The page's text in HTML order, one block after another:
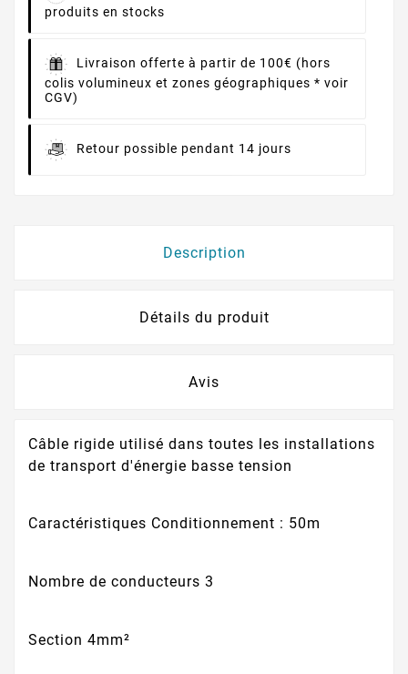
produits en stocks
Livraison offerte à partir de 100€ (hors
colis volumineux et zones géographiques * voir
CGV)
Retour possible pendant 14 jours
Description
Détails du produit
Avis
Câble rigide utilisé dans toutes les installations
de transport d'énergie basse tension
Caractéristiques Conditionnement : 50m
Nombre de conducteurs 3
Section 4mm²